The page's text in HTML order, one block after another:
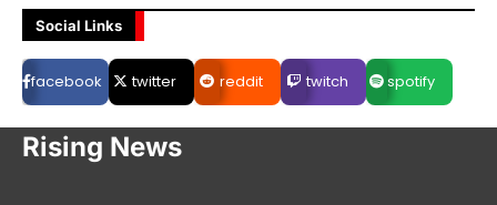
Social Links
facebook twitter reddit twitch spotify
Rising News